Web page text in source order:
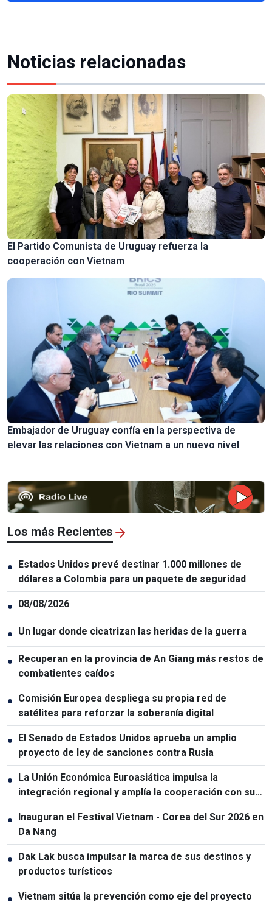
Noticias relacionadas
El Partido Comunista de Uruguay refuerza la
cooperación con Vietnam
Embajador de Uruguay confía en la perspectiva de
elevar las relaciones con Vietnam a un nuevo nivel
Los más Recientes
●
Estados Unidos prevé destinar 1.000 millones de
dólares a Colombia para un paquete de seguridad
● 08/08/2026
● Un lugar donde cicatrizan las heridas de la guerra
●
Recuperan en la provincia de An Giang más restos de
combatientes caídos
● Comisión Europea despliega su propia red de
satélites para reforzar la soberanía digital
●
El Senado de Estados Unidos aprueba un amplio
proyecto de ley de sanciones contra Rusia
●
La Unión Económica Euroasiática impulsa la
integración regional y amplía la cooperación con sus
socios
●
Inauguran el Festival Vietnam - Corea del Sur 2026 en
Da Nang
●
Dak Lak busca impulsar la marca de sus destinos y
productos turísticos
● Vietnam sitúa la prevención como eje del proyecto